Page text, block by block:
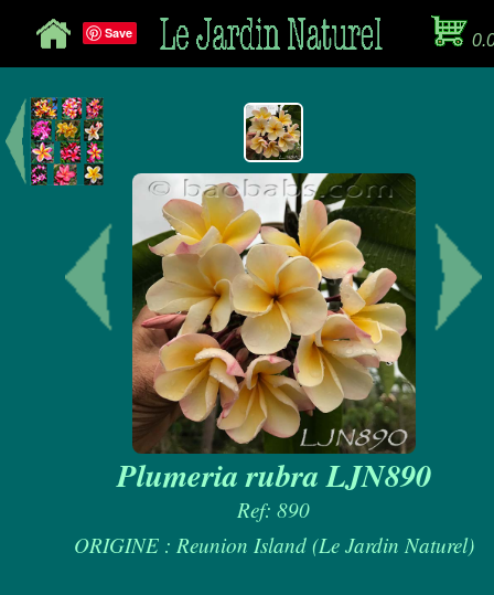
Save
Plumeria rubra LJN890
Ref: 890
ORIGINE : Reunion Island (Le Jardin Naturel)